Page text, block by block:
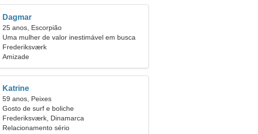
Dagmar
25 anos, Escorpião
Uma mulher de valor inestimável em busca
de um relacionamento verdadeiro
Frederiksværk
Amizade
Katrine
59 anos, Peixes
Gosto de surf e boliche
Frederiksværk, Dinamarca
Relacionamento sério